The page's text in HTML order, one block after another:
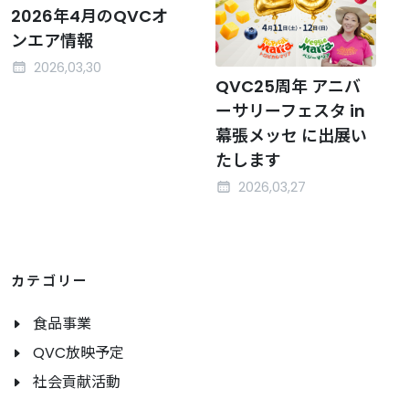
2026年4月のQVCオ
ンエア情報
2026,03,30
QVC25周年 アニバ
ーサリーフェスタ in
幕張メッセ に出展い
たします
2026,03,27
カテゴリー
食品事業
QVC放映予定
社会貢献活動